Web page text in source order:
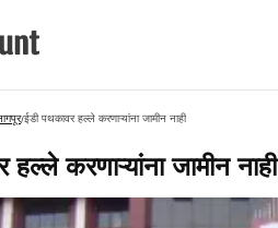
/ईडी पथकावर हल्ले करणाऱ्यांना जामीन नाही
करणाऱ्यांना जामीन नाही